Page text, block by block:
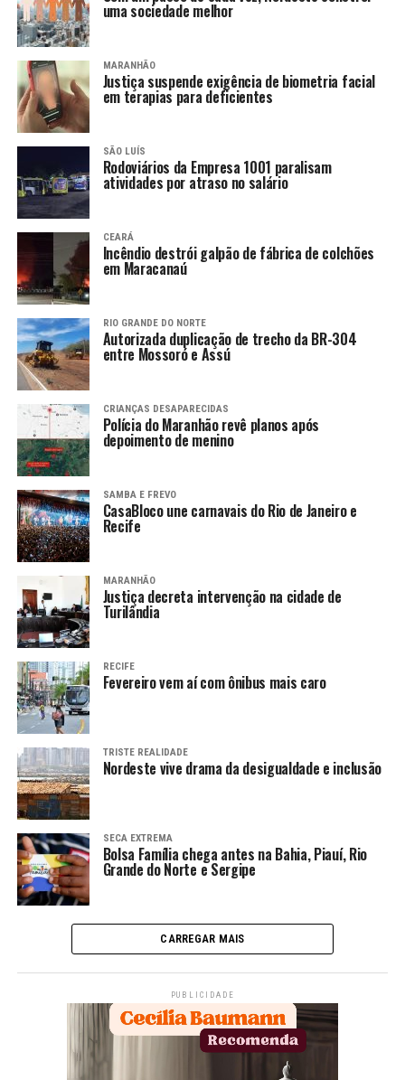
uma sociedade melhor
MARANHÃO
Justiça suspende exigência de biometria facial
em terapias para deficientes
SÃO LUÍS
Rodoviários da Empresa 1001 paralisam
atividades por atraso no salário
CEARÁ
Incêndio destrói galpão de fábrica de colchões
em Maracanaú
RIO GRANDE DO NORTE
Autorizada duplicação de trecho da BR-304
entre Mossoró e Assú
CRIANÇAS DESAPARECIDAS
Polícia do Maranhão revê planos após
depoimento de menino
SAMBA E FREVO
CasaBloco une carnavais do Rio de Janeiro e
Recife
MARANHÃO
Justiça decreta intervenção na cidade de
Turilândia
RECIFE
Fevereiro vem aí com ônibus mais caro
TRISTE REALIDADE
Nordeste vive drama da desigualdade e inclusão
SECA EXTREMA
Bolsa Família chega antes na Bahia, Piauí, Rio
Grande do Norte e Sergipe
CARREGAR MAIS
PUBLICIDADE